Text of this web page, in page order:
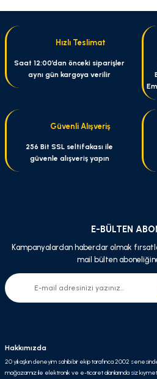
Görüş ve önerileriniz için teşekkür
Ürün resmi kalitesiz, bozuk veya
Ürün açıklamasında eksik bilgiler
Ürün fiyatı diğer sitelerden daha pahalı.
Bu ürüne benzer farklı alternatifler
Hızlı Teslimat
Saat 12:00’dan önceki siparişler
aynı gün kargoya verilir
Güvenli Alışveriş
256 Bit SSL seltifakası ile
güvenle alışveriş yapın
E-BÜLTEN
Kampanyalardan haberdar olmak
mail bülten
Hakkımızda
20 yılı aşkın deneyim sahibi bir ekip tarafınca 2002
mağazamız ile elektronik ve e-ticaret alanlarında siz